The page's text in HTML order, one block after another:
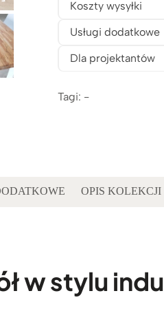
Koszty wysyłki
Usługi dodatkowe
Dla projektantów
Tagi: -
OPIS KOLEKCJI
w stylu